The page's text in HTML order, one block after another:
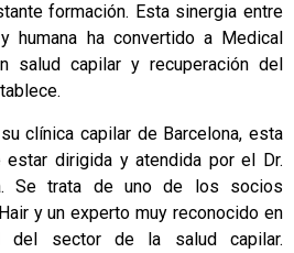
formación. Esta sinergia entre
humana ha convertido a Medical
salud capilar y recuperación del
clínica capilar de Barcelona, esta
dirigida y atendida por el Dr.
Se trata de uno de los socios
y un experto muy reconocido en
del sector de la salud capilar.